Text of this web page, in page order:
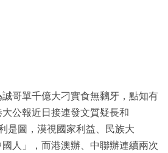
誠哥單千億大刁實食無黐牙，點知有
公報近日接連發文質疑長和
是圖，漠視國家利益、民族大
人」，而港澳辦、中聯辦連續兩次